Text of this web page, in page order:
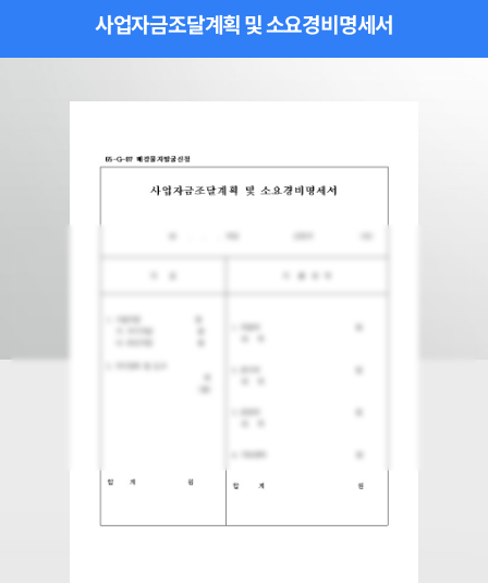
사업자금조달계획 및 소요경비명세서